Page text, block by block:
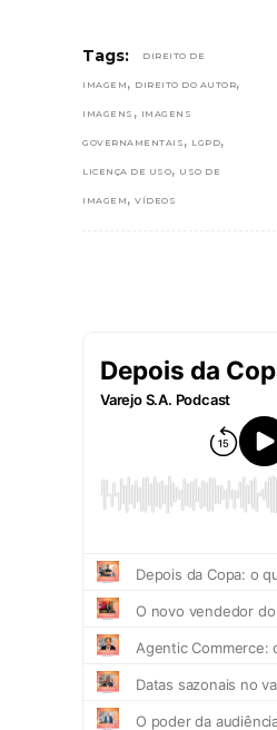
Tags: DIREITO DE
IMAGEM , DIREITO DO AUTOR,
IMAGENS , IMAGENS
GOVERNAMENTAIS , LGPD,
LICENÇA DE USO, USO DE
IMAGEM , VÍDEOS